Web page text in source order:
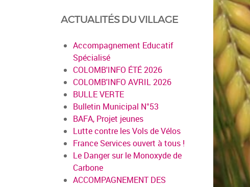
ACTUALITÉS DU VILLAGE
Accompagnement Educatif
Spécialisé
COLOMB'INFO ÉTÉ 2026
COLOMB'INFO AVRIL 2026
BULLE VERTE
Bulletin Municipal N°53
BAFA, Projet jeunes
Lutte contre les Vols de Vélos
France Services ouvert à tous !
Le Danger sur le Monoxyde de
Carbone
ACCOMPAGNEMENT DES